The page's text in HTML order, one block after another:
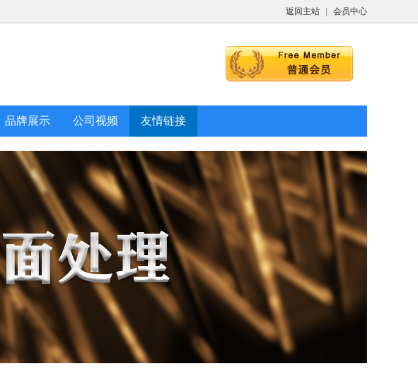
返回主站 会员中心
品牌展示 公司视频 友情链接